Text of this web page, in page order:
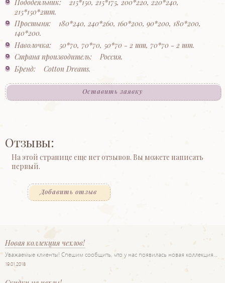
Пододеяльник: 215*150, 215*175, 200*220, 220*240,
215*150*2шт.
Простыня: 180*240, 240*260, 160*200, 90*200, 180*200,
140*200.
Наволочка: 50*70, 70*70, 50*70 - 2 шт, 70*70 - 2 шт.
Страна производитель: Россия.
Бренд: Cotton Dreams.
Оставить заявку
Отзывы:
На этой странице еще нет отзывов. Вы можете написать
первый.
Добавить отзыв
Новая коллекция чехлов!
Уважаемые клиенты! Спешим сообщить, что у нас появилась новая коллекция…
19.01.2018